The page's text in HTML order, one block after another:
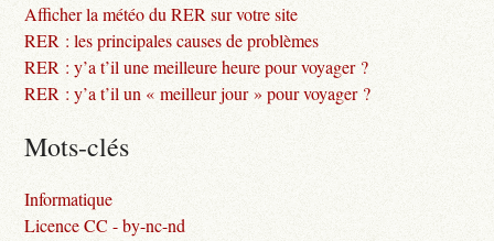
Afficher la météo du RER sur votre site
RER : les principales causes de problèmes
RER : y’a t’il une meilleure heure pour voyager ?
RER : y’a t’il un « meilleur jour » pour voyager ?
Mots-clés
Informatique
Licence CC - by-nc-nd